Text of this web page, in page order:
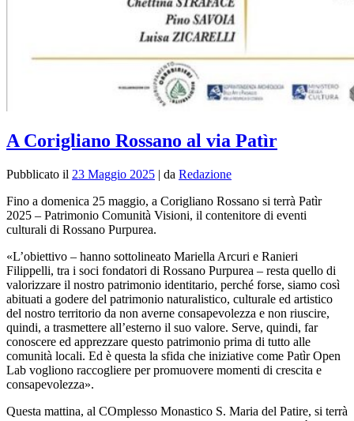
A Corigliano Rossano al via Patìr
Pubblicato il 23 Maggio 2025 | da Redazione
Fino a domenica 25 maggio, a Corigliano Rossano si terrà Patìr
2025 – Patrimonio Comunità Visioni, il contenitore di eventi
culturali di Rossano Purpurea.
«L’obiettivo – hanno sottolineato Mariella Arcuri e Ranieri
Filippelli, tra i soci fondatori di Rossano Purpurea – resta quello di
valorizzare il nostro patrimonio identitario, perché forse, siamo così
abituati a godere del patrimonio naturalistico, culturale ed artistico
del nostro territorio da non averne consapevolezza e non riuscire,
quindi, a trasmettere all’esterno il suo valore. Serve, quindi, far
conoscere ed apprezzare questo patrimonio prima di tutto alle
comunità locali. Ed è questa la sfida che iniziative come Patìr Open
Lab vogliono raccogliere per promuovere momenti di crescita e
consapevolezza».
Questa mattina, al COmplesso Monastico S. Maria del Patire, si terrà